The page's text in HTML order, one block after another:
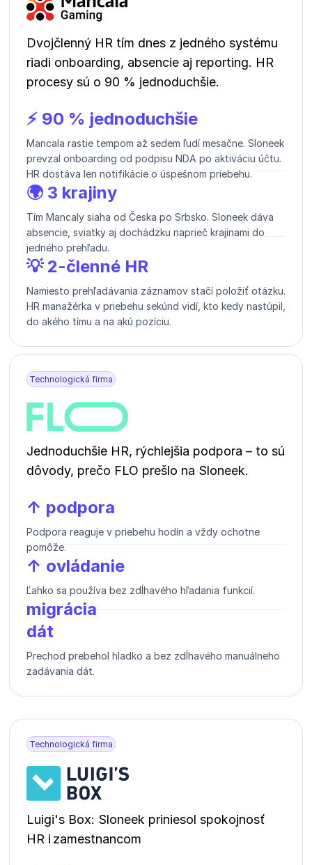
Dvojčlenný HR tím dnes z jedného systému
riadi onboarding, absencie aj reporting. HR
procesy sú o 90 % jednoduchšie.
⚡ 90 % jednoduchšie
Mancala rastie tempom až sedem ľudí mesačne. Sloneek
prevzal onboarding od podpisu NDA po aktiváciu účtu.
HR dostáva len notifikácie o úspešnom priebehu.
🌍 3 krajiny
Tím Mancaly siaha od Česka po Srbsko. Sloneek dáva
absencie, sviatky aj dochádzku naprieč krajinami do
jedného prehľadu.
💡 2-členné HR
Namiesto prehľadávania záznamov stačí položiť otázku.
HR manažérka v priebehu sekúnd vidí, kto kedy nastúpil,
do akého tímu a na akú pozíciu.
Technologická firma
Jednoduchšie HR, rýchlejšia podpora – to sú
dôvody, prečo FLO prešlo na Sloneek.
↑ podpora
Podpora reaguje v priebehu hodín a vždy ochotne
pomôže.
↑ ovládanie
Ľahko sa používa bez zdĺhavého hľadania funkcií.
migrácia
dát
Prechod prebehol hladko a bez zdĺhavého manuálneho
zadávania dát.
Technologická firma
Luigi's Box: Sloneek priniesol spokojnosť
HR i zamestnancom